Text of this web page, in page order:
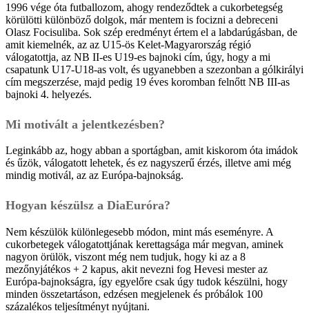
1996 vége óta futballozom, ahogy rendeződtek a cukorbetegség
körülötti különböző dolgok, már mentem is focizni a debreceni
Olasz Focisuliba. Sok szép eredményt értem el a labdarúgásban, de
amit kiemelnék, az az U15-ös Kelet-Magyarország régió
válogatottja, az NB II-es U19-es bajnoki cím, úgy, hogy a mi
csapatunk U17-U18-as volt, és ugyanebben a szezonban a gólkirályi
cím megszerzése, majd pedig 19 éves koromban felnőtt NB III-as
bajnoki 4. helyezés.
Mi motivált a jelentkezésben?
Leginkább az, hogy abban a sportágban, amit kiskorom óta imádok
és űzök, válogatott lehetek, és ez nagyszerű érzés, illetve ami még
mindig motivál, az az Európa-bajnokság.
Hogyan készülsz a DiaEuróra?
Nem készülök különlegesebb módon, mint más eseményre. A
cukorbetegek válogatottjának kerettagsága már megvan, aminek
nagyon örülök, viszont még nem tudjuk, hogy ki az a 8
mezőnyjátékos + 2 kapus, akit nevezni fog Hevesi mester az
Európa-bajnokságra, így egyelőre csak úgy tudok készülni, hogy
minden összetartáson, edzésen megjelenek és próbálok 100
százalékos teljesítményt nyújtani.